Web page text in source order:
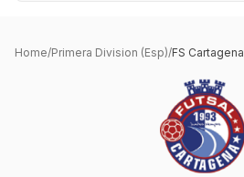
Home/Primera Division (Esp)/FS Cartagena